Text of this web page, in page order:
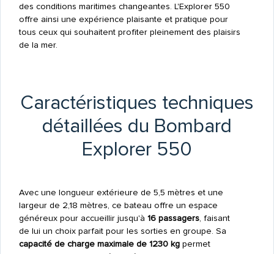
des conditions maritimes changeantes. L'Explorer 550
offre ainsi une expérience plaisante et pratique pour
tous ceux qui souhaitent profiter pleinement des plaisirs
de la mer.
Caractéristiques techniques
détaillées du Bombard
Explorer 550
Avec une longueur extérieure de 5,5 mètres et une
largeur de 2,18 mètres, ce bateau offre un espace
généreux pour accueillir jusqu'à 16 passagers, faisant
de lui un choix parfait pour les sorties en groupe. Sa
capacité de charge maximale de 1230 kgpermet